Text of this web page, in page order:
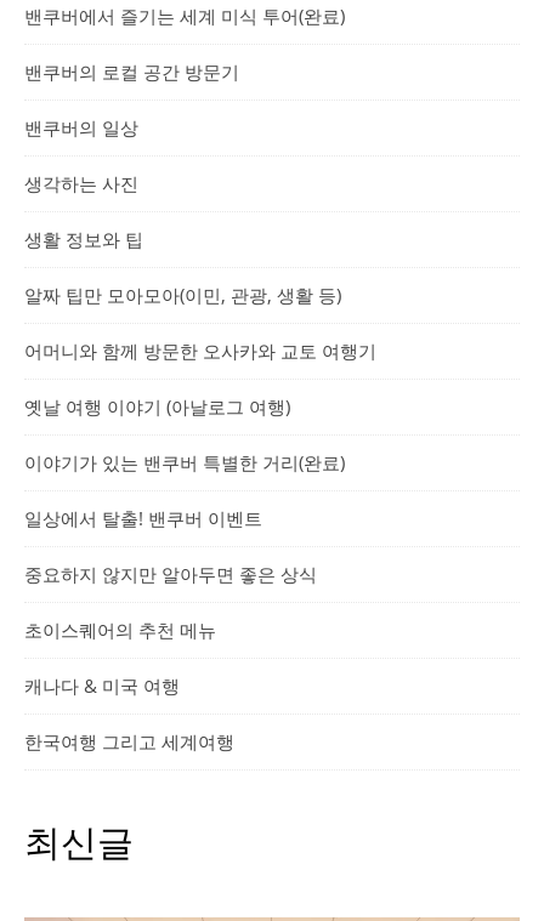
밴쿠버에서 즐기는 세계 미식 투어(완료)
밴쿠버의 로컬 공간 방문기
밴쿠버의 일상
생각하는 사진
생활 정보와 팁
알짜 팁만 모아모아(이민, 관광, 생활 등)
어머니와 함께 방문한 오사카와 교토 여행기
옛날 여행 이야기 (아날로그 여행)
이야기가 있는 밴쿠버 특별한 거리(완료)
일상에서 탈출! 밴쿠버 이벤트
중요하지 않지만 알아두면 좋은 상식
초이스퀘어의 추천 메뉴
캐나다 & 미국 여행
한국여행 그리고 세계여행
최신글